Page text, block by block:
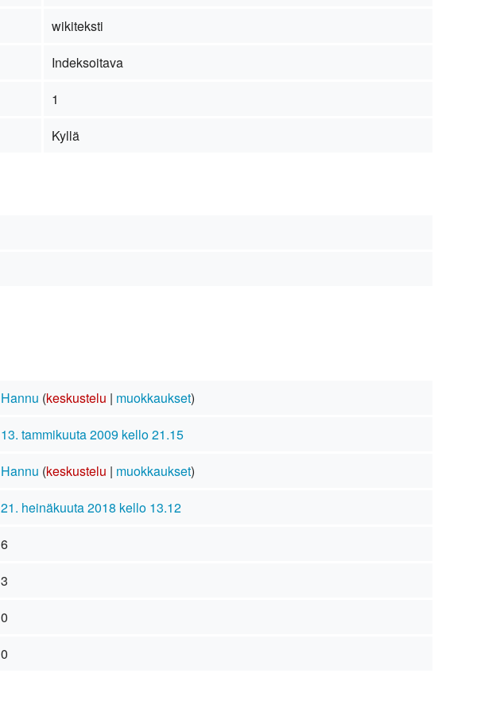
wikiteksti
Indeksoitava
1
Kyllä
Hannu (keskustelu | muokkaukset)
13. tammikuuta 2009 kello 21.15
Hannu (keskustelu | muokkaukset)
21. heinäkuuta 2018 kello 13.12
6
3
0
0